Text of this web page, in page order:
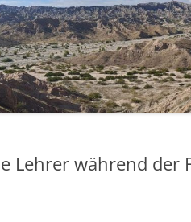
BLOG-
LANDKARTE
HILFREICHE
2020
RICA 2019
UND ALASKA 2018
2015
Lehrer während der